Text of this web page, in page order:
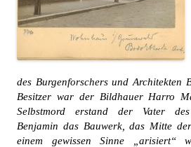
des Burgenforschers und Architekten
Besitzer war der Bildhauer Harro
Selbstmord erstand der Vater
Benjamin das Bauwerk, das Mitte
einem gewissen Sinne „arisiert“